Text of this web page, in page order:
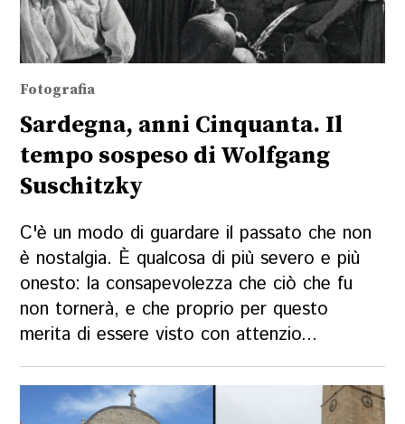
Fotografia
Sardegna, anni Cinquanta. Il
tempo sospeso di Wolfgang
Suschitzky
C'è un modo di guardare il passato che non
è nostalgia. È qualcosa di più severo e più
onesto: la consapevolezza che ciò che fu
non tornerà, e che proprio per questo
merita di essere visto con attenzio...